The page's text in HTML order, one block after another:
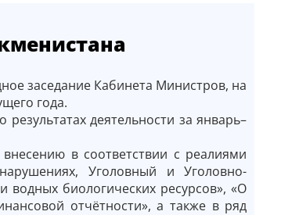
заседание Кабинета Министров, на
года.
деятельности за январь–
в соответствии с реалиями
Уголовный и Уголовно-
биологических ресурсов», «О
отчётности», а также в ряд